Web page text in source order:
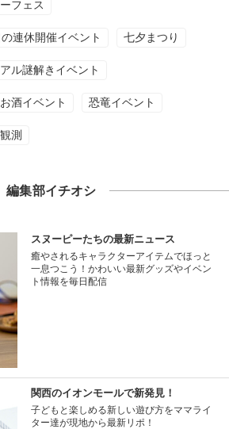
フェス
連休開催イベント 七夕まつり
ル謎解きイベント
お酒イベント 恐竜イベント
測
編集部イチオシ
スヌーピーたちの最新ニュース
癒やされるキャラクターアイテムでほっと
一息つこう！かわいい最新グッズやイベン
ト情報を毎日配信
関西のイオンモールで新発見！
子どもと楽しめる新しい遊び方をママライ
ター達が現地から最新リポ！